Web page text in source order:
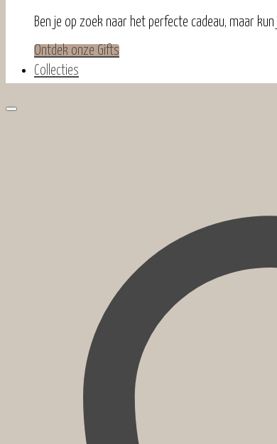
Ben je op zoek naar het perfecte cadeau, maar
Ontdek onze Gifts
Collecties